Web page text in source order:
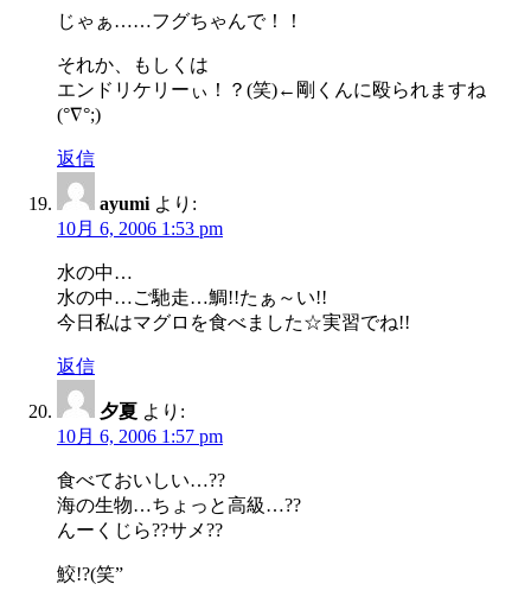
じゃぁ……フグちゃんで！！
それか、もしくは
エンドリケリーぃ！？(笑)←剛くんに殴られますね
(°∇°;)
返信
ayumi より:
10月 6, 2006 1:53 pm
水の中…
水の中…ご馳走…鯛!!たぁ～い!!
今日私はマグロを食べました☆実習でね!!
返信
夕夏 より:
10月 6, 2006 1:57 pm
食べておいしい…??
海の生物…ちょっと高級…??
んーくじら??サメ??
鮫!?(笑”